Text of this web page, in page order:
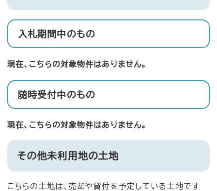
入札期間中のもの
現在、こちらの対象物件はありません。
随時受付中のもの
現在、こちらの対象物件はありません。
その他未利用地の土地
こちらの土地は、売却や貸付を予定している土地です